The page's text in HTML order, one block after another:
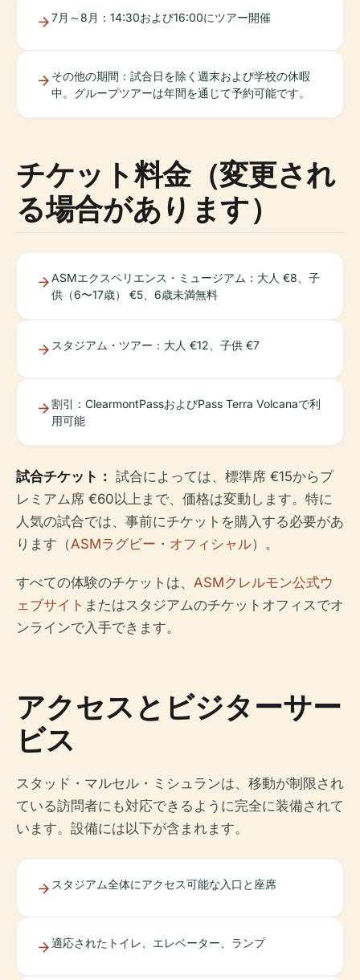
7月～8月：14:30および16:00にツアー開催
その他の期間：試合日を除く週末および学校の休暇
中。グループツアーは年間を通じて予約可能です。
チケット料金（変更され
る場合があります）
ASMエクスペリエンス・ミュージアム：大人 €8、子
供（6〜17歳） €5、6歳未満無料
スタジアム・ツアー：大人 €12、子供 €7
割引：ClearmontPassおよびPass Terra Volcanaで利
用可能
試合チケット： 試合によっては、標準席 €15からプ
レミアム席 €60以上まで、価格は変動します。特に
人気の試合では、事前にチケットを購入する必要があ
ります（ASMラグビー・オフィシャル）。
すべての体験のチケットは、 ASMクレルモン公式ウ
ェブサイト またはスタジアムのチケットオフィスでオ
ンラインで入手できます。
アクセスとビジターサー
ビス
スタッド・マルセル・ミシュランは、移動が制限され
ている訪問者にも対応できるように完全に装備されて
います。設備には以下が含まれます。
スタジアム全体にアクセス可能な入口と座席
適応されたトイレ、エレベーター、ランプ